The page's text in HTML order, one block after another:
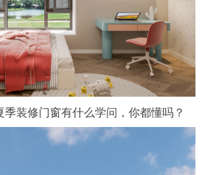
季装修门窗有什么学问，你都懂吗？